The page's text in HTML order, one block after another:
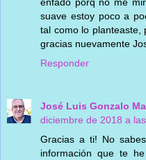
suave estoy poco a
tal como lo planteaste,
gracias nuevamente
Responder
José Luis Gonzalo
diciembre de 2018 a
Gracias a ti! No
información que te